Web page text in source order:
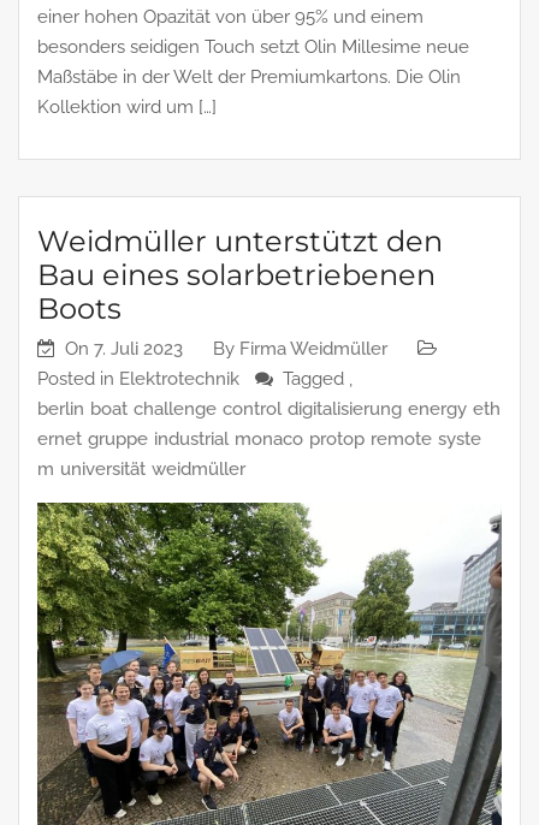
einer hohen Opazität von über 95% und einem
besonders seidigen Touch setzt Olin Millesime neue
Maßstäbe in der Welt der Premiumkartons. Die Olin
Kollektion wird um […]
Weidmüller unterstützt den
Bau eines solarbetriebenen
Boots
On 7. Juli 2023 By Firma Weidmüller
Posted in Elektrotechnik
Tagged ,
berlin boat challenge control digitalisierung energy eth
ernet gruppe industrial monaco protop remote syste
m universität weidmüller